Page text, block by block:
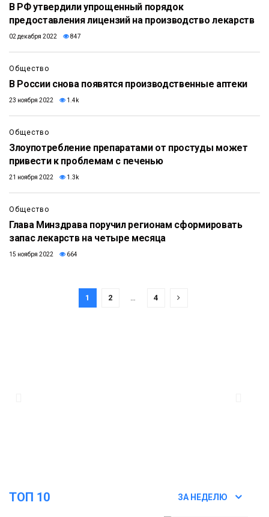
В РФ утвердили упрощенный порядок
предоставления лицензий на производство лекарств
02 декабря 2022 847
Общество
В России снова появятся производственные аптеки
23 ноября 2022 1.4k
Общество
Злоупотребление препаратами от простуды может
привести к проблемам с печенью
21 ноября 2022 1.3k
Общество
Глава Минздрава поручил регионам сформировать
запас лекарств на четыре месяца
15 ноября 2022 664
1 2 4
ТОП 10 ЗА НЕДЕЛЮ